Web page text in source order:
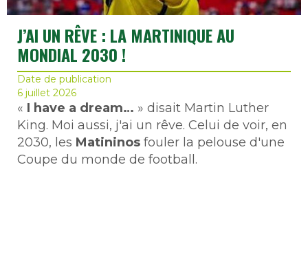
J’AI UN RÊVE : LA MARTINIQUE AU
MONDIAL 2030 !
Date de publication
6 juillet 2026
« I have a dream… » disait Martin Luther
King. Moi aussi, j'ai un rêve. Celui de voir, en
2030, les Matininos fouler la pelouse d'une
Coupe du monde de football.